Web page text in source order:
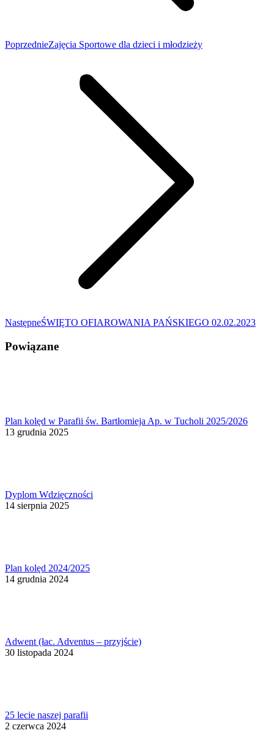
PoprzedniePoprzedni
Zajęcia Sportowe dla dzieci i młodzieży
NastępneNastępny
ŚWIĘTO OFIAROWANIA PAŃSKIEGO 02.02.2023
Powiązane
Plan kolęd w Parafii św. Bartłomieja Ap. w Tucholi 2025/2026
13 grudnia 2025
Dyplom Wdzięczności
14 sierpnia 2025
Plan kolęd 2024/2025
14 grudnia 2024
Adwent (łac. Adventus – przyjście)
30 listopada 2024
25 lecie naszej parafii
2 czerwca 2024